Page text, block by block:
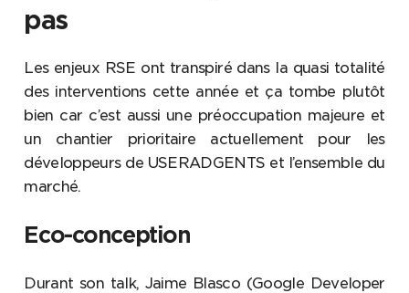
pas
Les enjeux RSE ont transpiré dans la quasi totalité
des interventions cette année et ça tombe plutôt
bien car c’est aussi une préoccupation majeure et
un chantier prioritaire actuellement pour les
développeurs de USERADGENTS et l’ensemble du
marché.
Eco-conception
Durant son talk, Jaime Blasco (Google Developer